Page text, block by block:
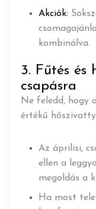
Akciók:
kombinálva.
3. Fűtés és
csapásra
Ne feledd, hogy
értékű
Az áprilisi,
ellen a
megoldás a
Ha most